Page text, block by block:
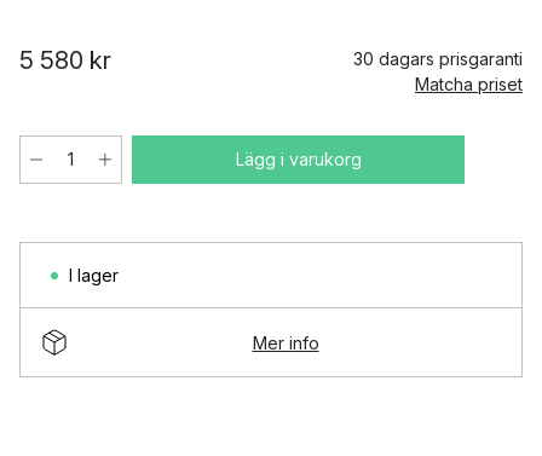
5 580 kr
30 dagars prisgaranti
Matcha priset
Lägg i varukorg
I lager
Mer info